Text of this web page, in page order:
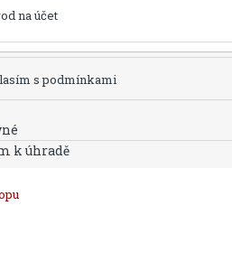
na účet
s podmínkami
k úhradě